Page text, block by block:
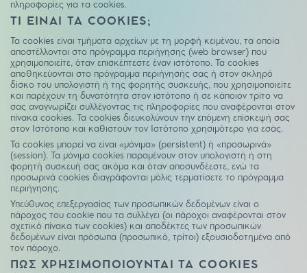
πληροφορίες για τα cookies.
ΤΙ ΕΙΝΑΙ ΤΑ COOKIES;
Τα cookies είναι τμήματα αρχείων με τη μορφή κειμένου, τα οποία
αποστέλλονται στο πρόγραμμα περιήγησης (web browser) που
χρησιμοποιείτε, όταν επισκέπτεστε έναν ιστότοπο. Τα cookies
αποθηκεύονται στο πρόγραμμα περιήγησής σας ή στον σκληρό
δίσκο του υπολογιστή ή της φορητής συσκευής, που χρησιμοποιείτε
και παρέχουν τη δυνατότητα στον ιστότοπο ή σε κάποιον τρίτο να
σας αναγνωρίζει συλλέγοντας τις πληροφορίες που αναφέρονται στον
πίνακα cookies. Τα cookies διευκολύνουν την επόμενη επίσκεψή σας
στον Iστότοπο και καθιστούν τον Iστότοπο χρησιμότερο για εσάς.
Τα cookies μπορεί να είναι «μόνιμα» (persistent) ή «προσωρινά»
(session). Τα μόνιμα cookies παραμένουν στον υπολογιστή ή στη
φορητή συσκευή σας ακόμα και όταν αποσυνδέεστε, ενώ τα
προσωρινά cookies διαγράφονται μόλις τερματίσετε το πρόγραμμα
περιήγησης.
Υπεύθυνος επεξεργασίας των προσωπικών δεδομένων είναι ο
πάροχος του cookie που τα συλλέγει (οι πάροχοι αναφέρονται στον
σχετικό πίνακα των cookies) και αποδέκτες των προσωπικών
δεδομένων είναι πρόσωπα (προσωπικό, τρίτοι) εξουσιοδοτημένα από
τον πάροχο.
ΠΩΣ ΧΡΗΣΙΜΟΠΟΙΟΥΝΤΑΙ ΤΑ COOKIES